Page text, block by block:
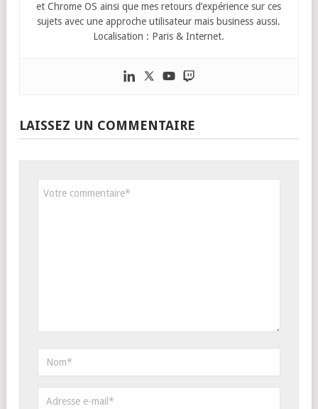
et Chrome OS ainsi que mes retours d’expérience sur ces
sujets avec une approche utilisateur mais business aussi.
Localisation : Paris & Internet.
LAISSEZ UN COMMENTAIRE